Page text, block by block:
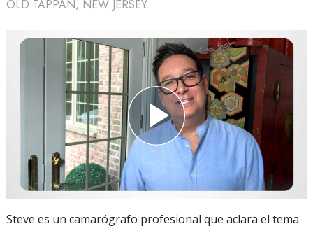
OLD TAPPAN, NEW JERSEY
Steve es un camarógrafo profesional que aclara el tema